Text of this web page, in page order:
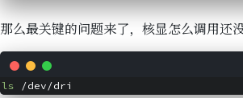
那么最关键的问题来了，核显怎么调用还
ls /dev/dri